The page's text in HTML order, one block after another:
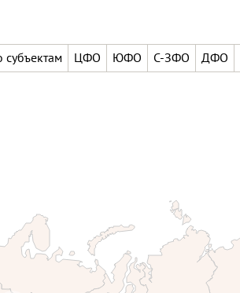
субъектам ЦФО ЮФО С-ЗФО ДФО